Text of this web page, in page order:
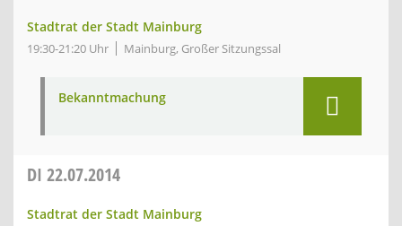
Stadtrat der Stadt Mainburg
19:30-21:20 Uhr Mainburg, Großer Sitzungssal
Bekanntmachung
DI 22.07.2014
Stadtrat der Stadt Mainburg